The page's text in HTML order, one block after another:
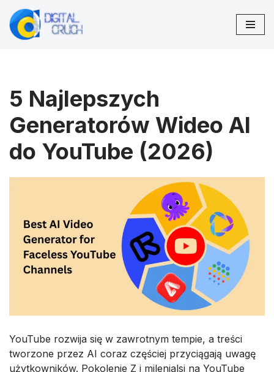
Przejdź
5 Najlepszych
Generatorów Wideo AI
do YouTube (2026)
YouTube rozwija się w zawrotnym tempie, a treści
tworzone przez AI coraz częściej przyciągają uwagę
użytkowników. Pokolenie Z i milenialsi na YouTube